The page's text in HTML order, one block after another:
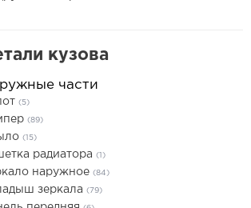
кузова
части
(5)
(89)
(15)
радиатора (1)
наружное (84)
зеркала (79)